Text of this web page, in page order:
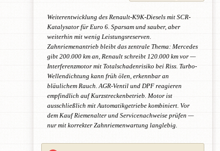
Weiterentwicklung des Renault-K9K-Diesels mit SCR-
Katalysator für Euro 6. Sparsam und sauber, aber
weiterhin mit wenig Leistungsreserven.
Zahnriemenantrieb bleibt das zentrale Thema: Mercedes
gibt 200.000 km an, Renault schreibt 120.000 km vor —
Interferenzmotor mit Totalschadenrisiko bei Riss. Turbo-
Wellendichtung kann früh ölen, erkennbar an
bläulichem Rauch. AGR-Ventil und DPF reagieren
empfindlich auf Kurzstreckenbetrieb. Motor ist
ausschließlich mit Automatikgetriebe kombiniert. Vor
dem Kauf Riemenalter und Servicenachweise prüfen —
nur mit korrekter Zahnriemenwartung langlebig.